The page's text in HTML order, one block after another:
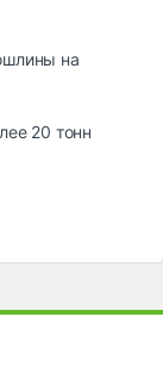
на
20 тонн